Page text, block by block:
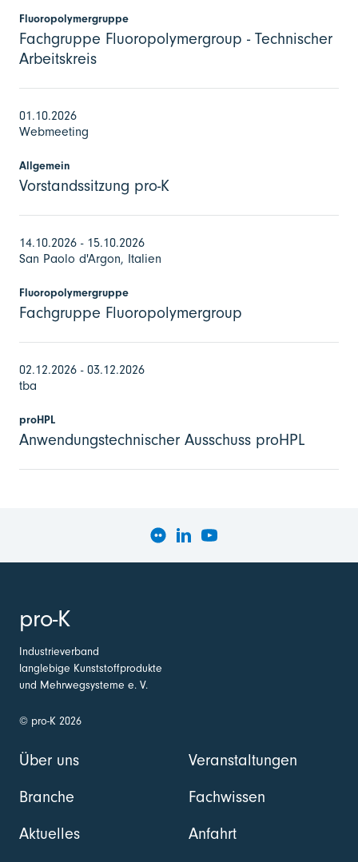
Fluoropolymergruppe
Fachgruppe Fluoropolymergroup - Technischer
Arbeitskreis
01.10.2026
Webmeeting
Allgemein
Vorstandssitzung pro-K
14.10.2026 - 15.10.2026
San Paolo d'Argon, Italien
Fluoropolymergruppe
Fachgruppe Fluoropolymergroup
02.12.2026 - 03.12.2026
tba
proHPL
Anwendungstechnischer Ausschuss proHPL
pro-K
Industrieverband
langlebige Kunststoffprodukte
und Mehrwegsysteme e. V.
© pro-K 2026
Über uns
Branche
Aktuelles
Veranstaltungen
Fachwissen
Anfahrt